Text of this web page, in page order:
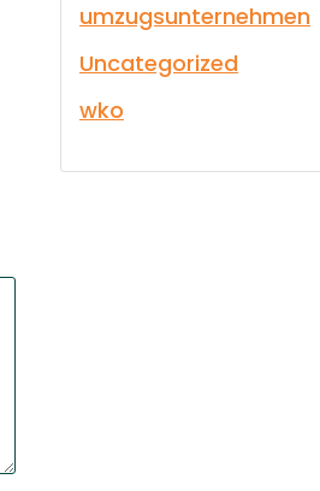
umzugsunternehmen
Uncategorized
wko